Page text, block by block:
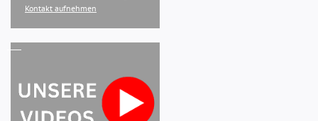
Kontakt aufnehmen